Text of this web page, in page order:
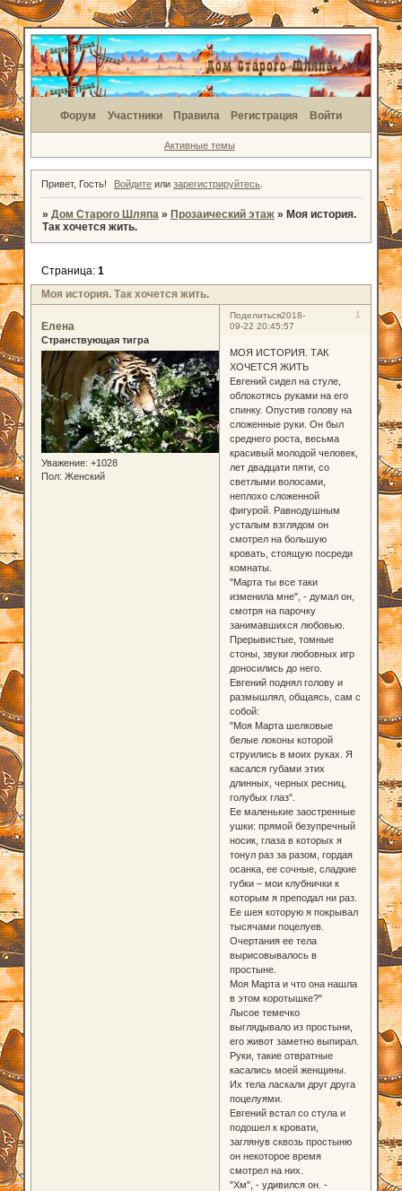
Форум Участники Правила Регистрация Войти
Активные темы
Привет, Гость! Войдите илизарегистрируйтесь
» Дом Старого Шляпа » Прозаический этаж » Моя история.
Так хочется жить.
Моя история. Так хочется жить.
Страница: 1
Поделиться 1
2018-
09-22 20:45:57
Елена
Странствующая тигра
Уважение: +1028
Пол: Женский
МОЯ ИСТОРИЯ. ТАК
ХОЧЕТСЯ ЖИТЬ
Евгений сидел на стуле,
облокотясь руками на его
спинку. Опустив голову на
сложенные руки. Он был
среднего роста, весьма
красивый молодой человек,
лет двадцати пяти, со
светлыми волосами,
неплохо сложенной
фигурой. Равнодушным
усталым взглядом он
смотрел на большую
кровать, стоящую посреди
комнаты.
"Марта ты все таки
изменила мне", - думал он,
смотря на парочку
занимавшихся любовью.
Прерывистые, томные
стоны, звуки любовных игр
доносились до него.
Евгений поднял голову и
размышлял, общаясь, сам с
собой:
"Моя Марта шелковые
белые локоны которой
струились в моих руках. Я
касался губами этих
длинных, черных ресниц,
голубых глаз".
Ее маленькие заостренные
ушки: прямой безупречный
носик, глаза в которых я
тонул раз за разом, гордая
осанка, ее сочные, сладкие
губки – мои клубнички к
которым я преподал ни раз.
Ее шея которую я покрывал
тысячами поцелуев.
Очертания ее тела
вырисовывалось в
простыне.
Моя Марта и что она нашла
в этом коротышке?"
Лысое темечко
выглядывало из простыни,
его живот заметно выпирал.
Руки, такие отвратные
касались моей женщины.
Их тела ласкали друг друга
поцелуями.
Евгений встал со стула и
подошел к кровати,
заглянув сквозь простыню
он некоторое время
смотрел на них.
"Хм", - удивился он. -